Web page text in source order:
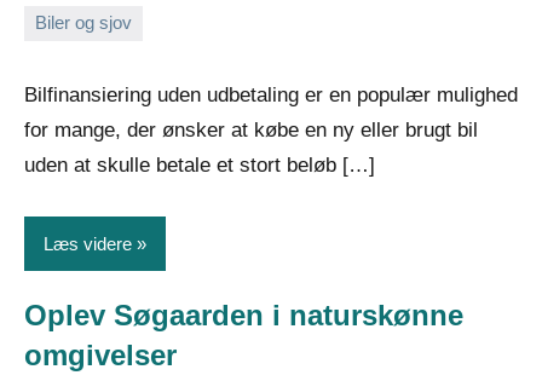
Biler og sjov
2026
Bilfinansiering uden udbetaling er en populær mulighed
for mange, der ønsker at købe en ny eller brugt bil
uden at skulle betale et stort beløb […]
Læs videre
Oplev Søgaarden i naturskønne
omgivelser